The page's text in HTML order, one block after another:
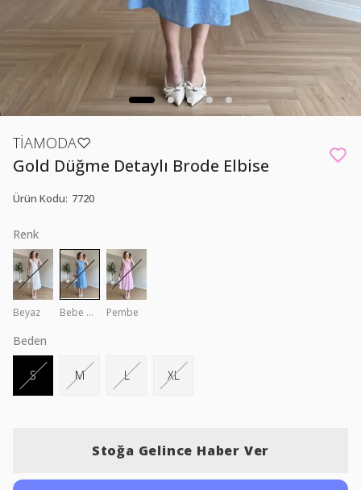
TİAMODA♡
Gold Düğme Detaylı Brode Elbise
Ürün Kodu: 7720
Renk
Beyaz Bebe Mavi Pembe
Beden
S M L XL
Stoğa Gelince Haber Ver